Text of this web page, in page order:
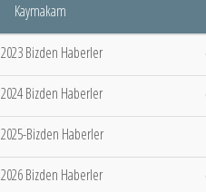
Kaymakam
2023 Bizden Haberler
2024 Bizden Haberler
2025-Bizden Haberler
2026 Bizden Haberler